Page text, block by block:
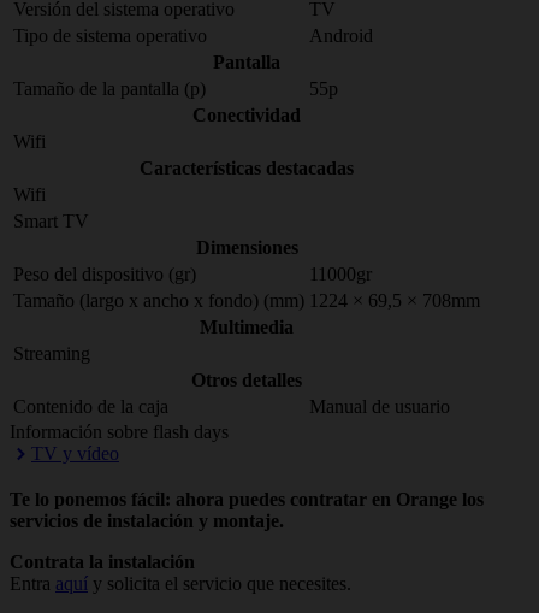
Versión del sistema operativo
TV
Tipo de sistema operativo
Android
Pantalla
Tamaño de la pantalla (p)
55p
Conectividad
Wifi
Características destacadas
Wifi
Smart TV
Dimensiones
Peso del dispositivo (gr)
11000gr
Tamaño (largo x ancho x fondo) (mm) 1224 × 69,5 × 708mm
Multimedia
Streaming
Otros detalles
Contenido de la caja
Manual de usuario
Información sobre flash days
TV y vídeo
Te lo ponemos fácil: ahora puedes contratar en Orange los
servicios de instalación y montaje.
Contrata la instalación
Entra aquí y solicita el servicio que necesites.